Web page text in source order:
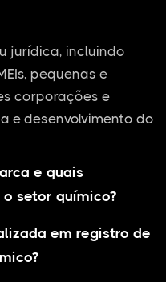
jurídica, incluindo
pequenas e
corporações e
e desenvolvimento do
e quais
setor químico?
em registro de